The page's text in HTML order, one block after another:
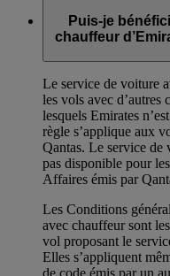
Puis-je
chauffeur
Le service de voiture
les vols avec d’autres
lesquels Emirates
règle s’applique aux
Qantas. Le service de
pas disponible pour
Affaires émis par
Les Conditions
avec chauffeur sont
vol proposant le
Elles s’appliquent
de code émis par un